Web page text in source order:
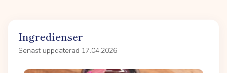
Ingredienser
Senast uppdaterad 17.04.2026